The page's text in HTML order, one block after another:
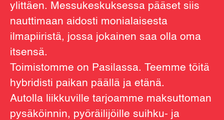
ylittäen. Messukeskuksessa pääset siis
nauttimaan aidosti monialaisesta
ilmapiiristä, jossa jokainen saa olla oma
itsensä.
Toimistomme on Pasilassa. Teemme töitä
hybridisti paikan päällä ja etänä.
Autolla liikkuville tarjoamme maksuttoman
pysäköinnin, pyöräilijöille suihku- ja